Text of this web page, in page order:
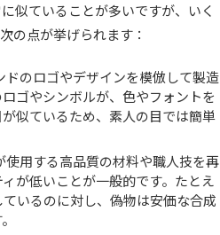
似ていることが多いですが、いく
の点が挙げられます：
ドのロゴやデザインを模倣して製造
ゴやシンボルが、色やフォントを
似ているため、素人の目では簡単
使用する高品質の材料や職人技を再
が低いことが一般的です。たとえ
いるのに対し、偽物は安価な合成